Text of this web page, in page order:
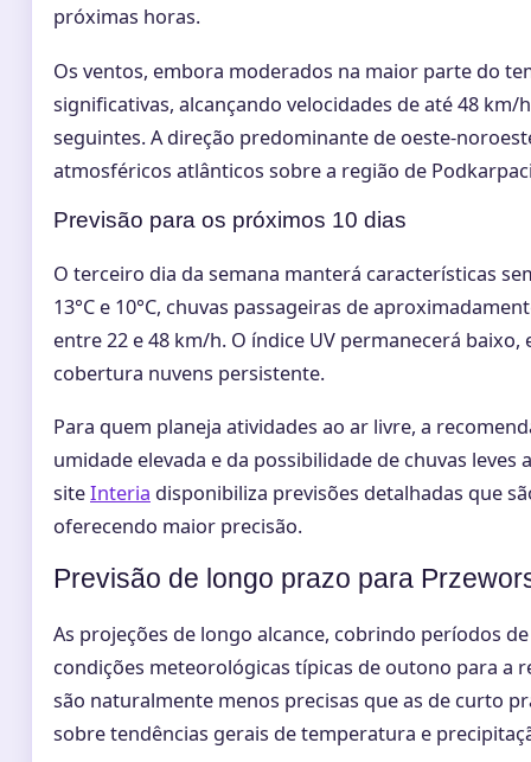
próximas horas.
Os ventos, embora moderados na maior parte do
significativas, alcançando velocidades de até 48
seguintes. A direção predominante de oeste-
atmosféricos atlânticos sobre a região de
Previsão para os próximos 10 dias
O terceiro dia da semana manterá características
13°C e 10°C, chuvas passageiras de
entre 22 e 48 km/h. O índice UV permanecerá
cobertura nuvens persistente.
Para quem planeja atividades ao ar livre, a
umidade elevada e da possibilidade de chuvas
siteInteria disponibiliza previsões detalhadas que
oferecendo maior precisão.
Previsão de longo prazo para
As projeções de longo alcance, cobrindo períodos
condições meteorológicas típicas de outono para a
são naturalmente menos precisas que as de curto
sobre tendências gerais de temperatura e